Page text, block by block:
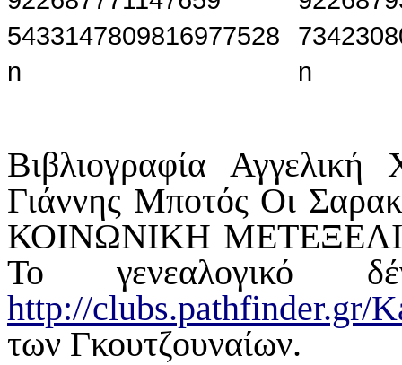
Βιβλιογραφία Αγγελική
Γιάννης Μποτός Οι
ΚΟΙΝΩΝΙΚΗ
Το γενεαλογικό
http://clubs.pathfinder.gr/
των Γκουτζουναίων.